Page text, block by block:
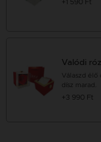
Valódi
Válaszd élő
dísz marad.
+3 990 Ft